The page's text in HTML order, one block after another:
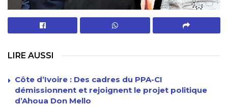
LIRE AUSSI
Côte d’Ivoire : Des cadres du PPA-CI
démissionnent et rejoignent le projet politique
d’Ahoua Don Mello